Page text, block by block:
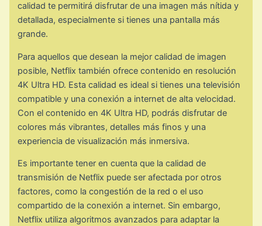
calidad te permitirá disfrutar de una imagen más nítida y
detallada, especialmente si tienes una pantalla más
grande.
Para aquellos que desean la mejor calidad de imagen
posible, Netflix también ofrece contenido en resolución
4K Ultra HD. Esta calidad es ideal si tienes una televisión
compatible y una conexión a internet de alta velocidad.
Con el contenido en 4K Ultra HD, podrás disfrutar de
colores más vibrantes, detalles más finos y una
experiencia de visualización más inmersiva.
Es importante tener en cuenta que la calidad de
transmisión de Netflix puede ser afectada por otros
factores, como la congestión de la red o el uso
compartido de la conexión a internet. Sin embargo,
Netflix utiliza algoritmos avanzados para adaptar la